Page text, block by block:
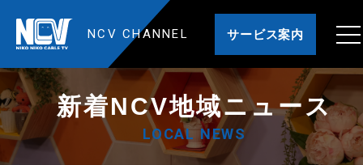
NCV CHANNEL サービス案内
新着NCV地域ニュース
LOCAL NEWS